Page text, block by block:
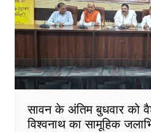
सावन के अंतिम बुधवार को
विश्वनाथ का सामूहिक